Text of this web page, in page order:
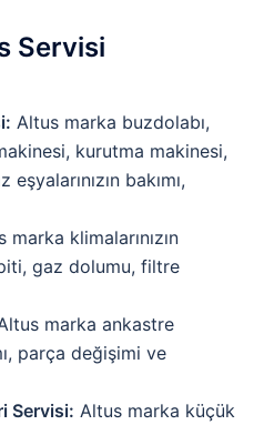
Servisi
Altus marka buzdolabı,
kurutma makinesi,
bakımı,
marka klimalarınızın
gaz dolumu, filtre
marka ankastre
parça değişimi ve
Servisi: Altus marka küçük